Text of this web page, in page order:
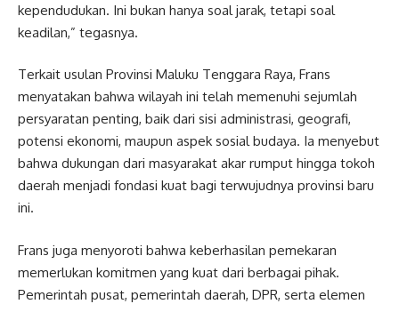
kependudukan. Ini bukan hanya soal jarak, tetapi soal
keadilan,” tegasnya.
Terkait usulan Provinsi Maluku Tenggara Raya, Frans
menyatakan bahwa wilayah ini telah memenuhi sejumlah
persyaratan penting, baik dari sisi administrasi, geografi,
potensi ekonomi, maupun aspek sosial budaya. Ia menyebut
bahwa dukungan dari masyarakat akar rumput hingga tokoh
daerah menjadi fondasi kuat bagi terwujudnya provinsi baru
ini.
Frans juga menyoroti bahwa keberhasilan pemekaran
memerlukan komitmen yang kuat dari berbagai pihak.
Pemerintah pusat, pemerintah daerah, DPR, serta elemen